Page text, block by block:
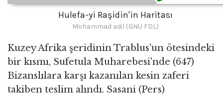
Hulefa-yi Raşidin'in Haritası
Mohammad adil (GNU FDL)
Kuzey Afrika şeridinin Trablus'un ötesindeki
bir kısmı, Sufetula Muharebesi'nde (647)
Bizanslılara karşı kazanılan kesin zaferi
takiben teslim alındı. Sasani (Pers)